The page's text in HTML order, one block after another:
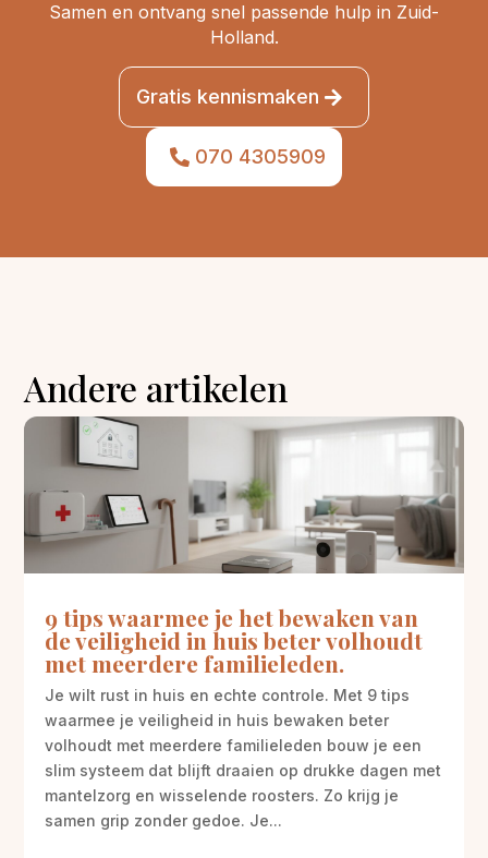
Samen en ontvang snel passende hulp in Zuid-
Holland.
Gratis kennismaken
070 4305909
Andere artikelen
9 tips waarmee je het bewaken van
de veiligheid in huis beter volhoudt
met meerdere familieleden.
Je wilt rust in huis en echte controle. Met 9 tips
waarmee je veiligheid in huis bewaken beter
volhoudt met meerdere familieleden bouw je een
slim systeem dat blijft draaien op drukke dagen met
mantelzorg en wisselende roosters. Zo krijg je
samen grip zonder gedoe. Je...